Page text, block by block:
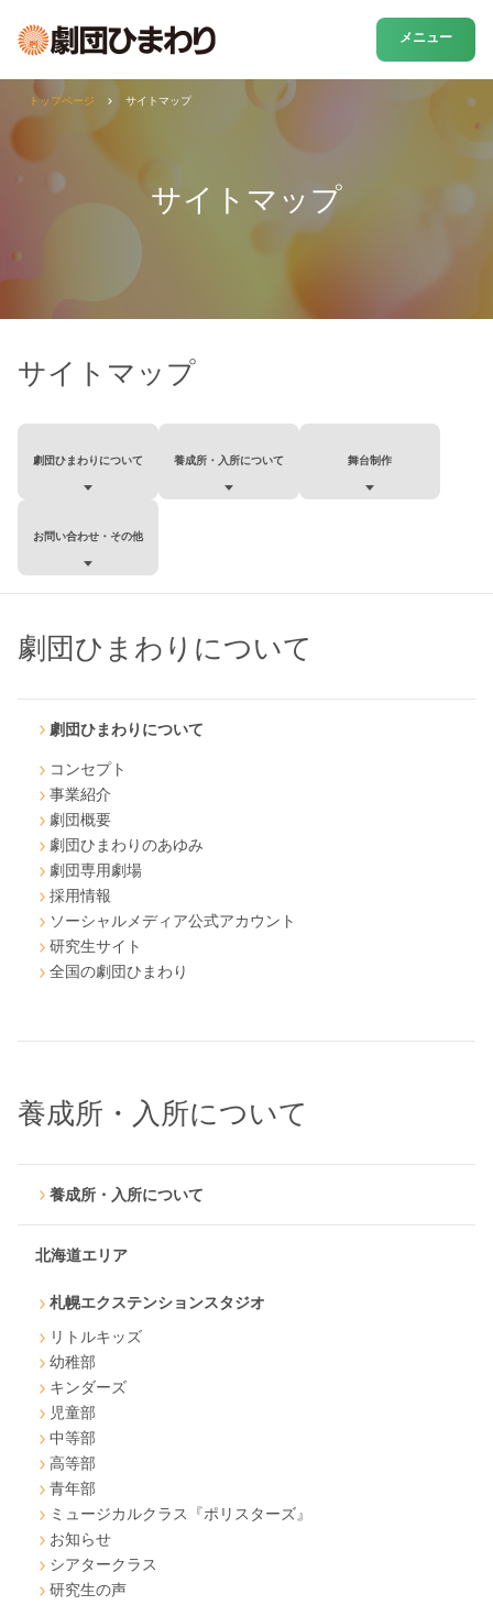
メニュー
サイトマップ
トップページ サイトマップ
サイトマップ
劇団ひまわりについて 養成所・入所について 舞台制作
お問い合わせ・その他
劇団ひまわりについて
劇団ひまわりについて
コンセプト
事業紹介
劇団概要
劇団ひまわりのあゆみ
劇団専用劇場
採用情報
ソーシャルメディア公式アカウント
研究生サイト
全国の劇団ひまわり
養成所・入所について
養成所・入所について
北海道エリア
札幌エクステンションスタジオ
リトルキッズ
幼稚部
キンダーズ
児童部
中等部
高等部
青年部
ミュージカルクラス『ポリスターズ』
お知らせ
シアタークラス
研究生の声